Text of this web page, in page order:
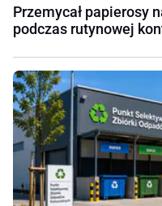
Przemycał papierosy
podczas rutynowej